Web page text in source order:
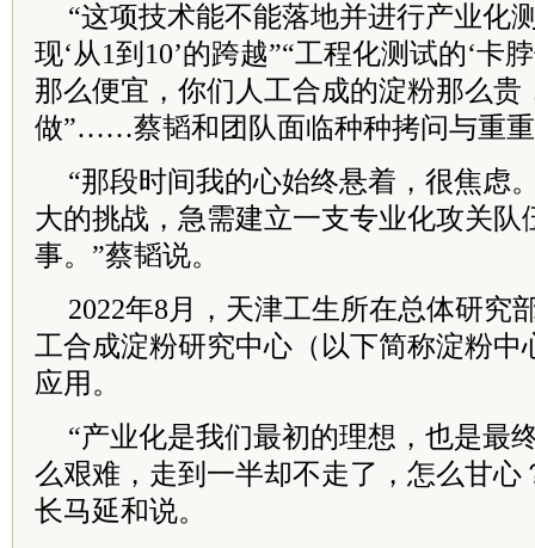
“这项技术能不能落地并进行产业化
现‘从1到10’的跨越”“工程化测试的‘卡
那么便宜，你们人工合成的淀粉那么贵
做”……蔡韬和团队面临种种拷问与重
“那段时间我的心始终悬着，很焦虑
大的挑战，急需建立一支专业化攻关队
事。”蔡韬说。
2022年8月，天津工生所在总体研究
工合成淀粉研究中心（以下简称淀粉中
应用。
“产业化是我们最初的理想，也是最
么艰难，走到一半却不走了，怎么甘心
长马延和说。